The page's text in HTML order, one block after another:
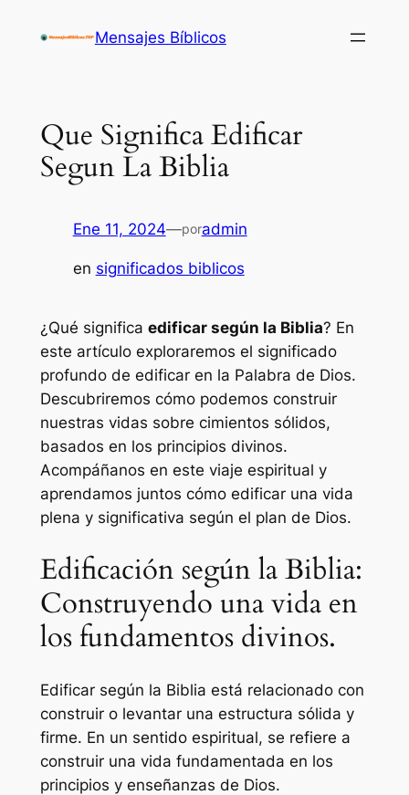
Mensajes Bíblicos
Que Significa Edificar
Segun La Biblia
Ene 11, 2024—poradmin
en significados biblicos
¿Qué significa edificar según la Biblia? En
este artículo exploraremos el significado
profundo de edificar en la Palabra de Dios.
Descubriremos cómo podemos construir
nuestras vidas sobre cimientos sólidos,
basados en los principios divinos.
Acompáñanos en este viaje espiritual y
aprendamos juntos cómo edificar una vida
plena y significativa según el plan de Dios.
Edificación según la Biblia:
Construyendo una vida en
los fundamentos divinos.
Edificar según la Biblia está relacionado con
construir o levantar una estructura sólida y
firme. En un sentido espiritual, se refiere a
construir una vida fundamentada en los
principios y enseñanzas de Dios.